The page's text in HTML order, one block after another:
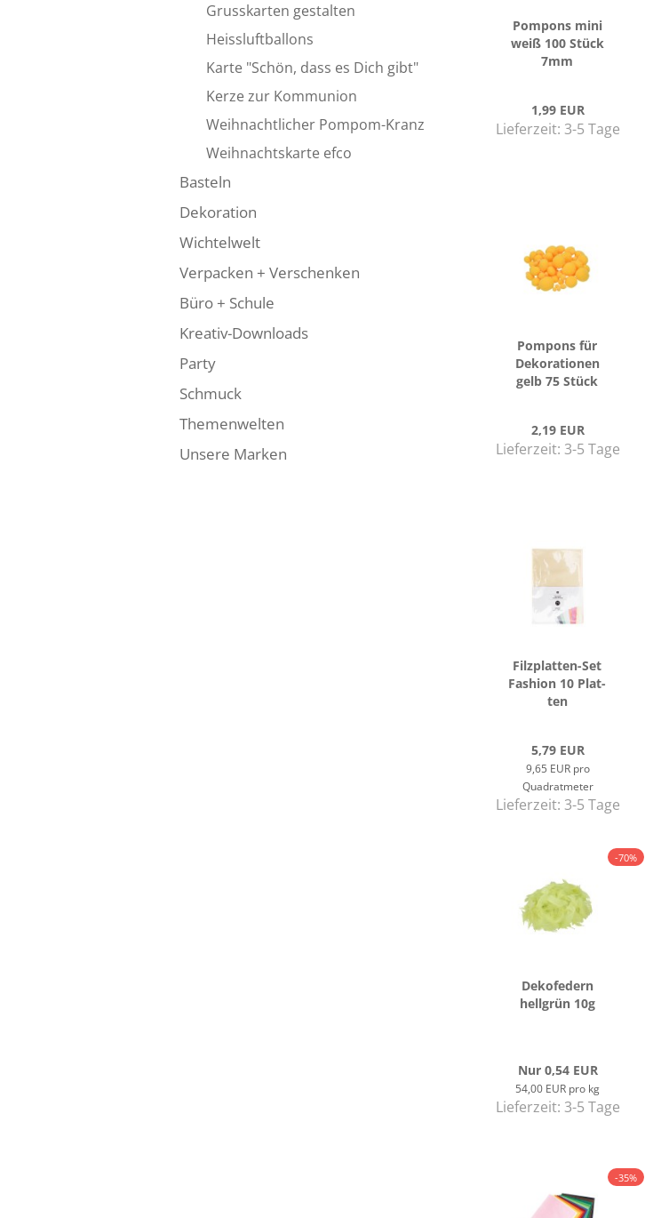
Pom­pons mini
weiß 100 Stück
7mm
1,99 EUR
Lieferzeit: 3-5 Tage
Pom­pons für
De­ko­ra­tio­nen
gelb 75 Stück
2,19 EUR
Lieferzeit: 3-5 Tage
Filzplatten-​​Set
Fa­shion 10 Plat­
ten
5,79 EUR
9,65 EUR pro
Quadratmeter
Lieferzeit: 3-5 Tage
-70%
De­ko­fe­dern
hell­grün 10g
Nur 0,54 EUR
54,00 EUR pro kg
Lieferzeit: 3-5 Tage
-35%
Grusskarten gestalten
Heissluftballons
Karte "Schön, dass es Dich gibt"
Kerze zur Kommunion
Weihnachtlicher Pompom-Kranz
Weihnachtskarte efco
Basteln
Dekoration
Wichtelwelt
Verpacken + Verschenken
Büro + Schule
Kreativ-Downloads
Party
Schmuck
Themenwelten
Unsere Marken